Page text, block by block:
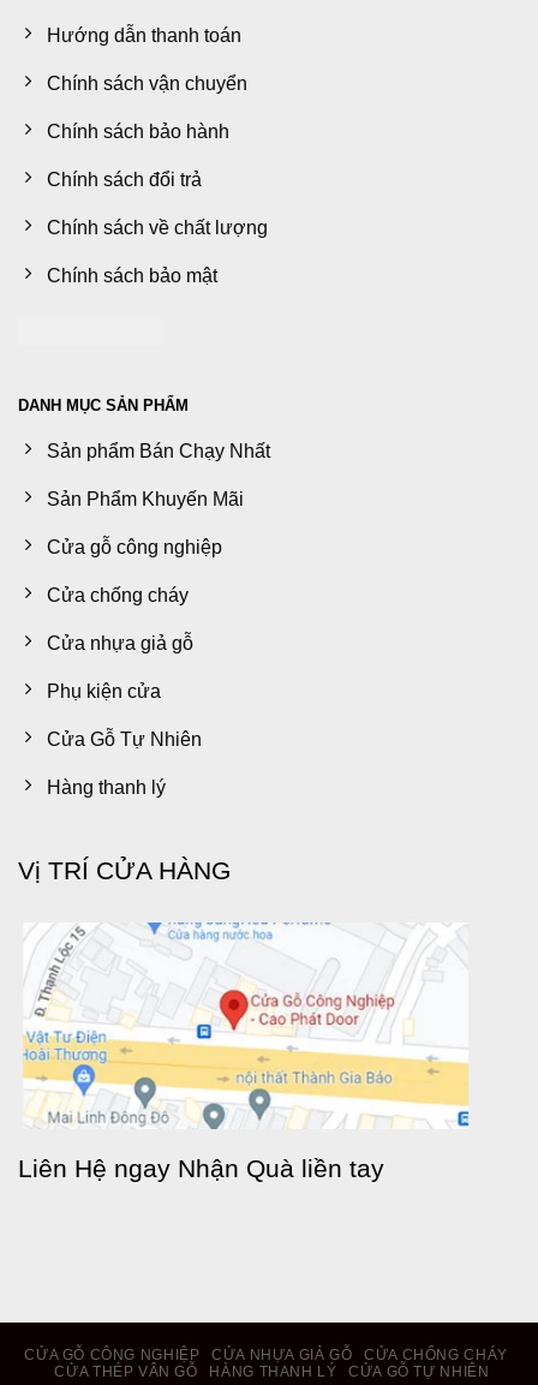
Hướng dẫn thanh toán
Chính sách vận chuyển
Chính sách bảo hành
Chính sách đổi trả
Chính sách về chất lượng
Chính sách bảo mật
DANH MỤC SẢN PHẨM
Sản phẩm Bán Chạy Nhất
Sản Phẩm Khuyến Mãi
Cửa gỗ công nghiệp
Cửa chống cháy
Cửa nhựa giả gỗ
Phụ kiện cửa
Cửa Gỗ Tự Nhiên
Hàng thanh lý
Vị TRÍ CỬA HÀNG
Liên Hệ ngay Nhận Quà liền tay
CỬA GỖ CÔNG NGHIỆP CỬA NHỰA GIẢ GỖ
CỬA CHỐNG CHÁY
CỬA THÉP VÂN GỖ
HÀNG THANH LÝ CỬA GỖ TỰ NHIÊN